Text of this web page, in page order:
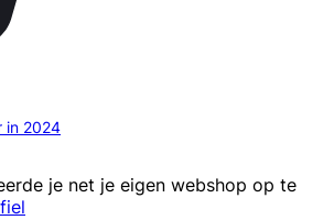
in 2024
je net je eigen webshop op te